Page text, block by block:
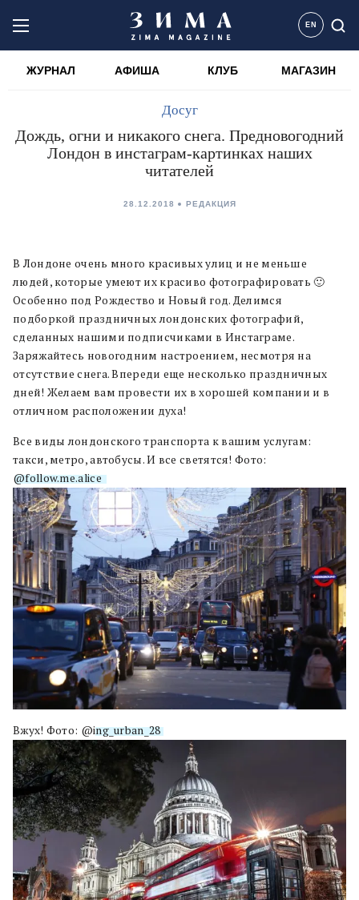
EN
ЖУРНАЛ АФИША КЛУБ МАГАЗИН
Досуг
Дождь, огни и никакого снега. Предновогодний
Лондон в инстаграм-картинках наших
читателей
28.12.2018 РЕДАКЦИЯ
В Лондоне очень много красивых улиц и не меньше
людей, которые умеют их красиво фотографировать 🙂
Особенно под Рождество и Новый год. Делимся
подборкой праздничных лондонских фотографий,
сделанных нашими подписчиками в Инстаграме.
Заряжайтесь новогодним настроением, несмотря на
отсутствие снега. Впереди еще несколько праздничных
дней! Желаем вам провести их в хорошей компании и в
отличном расположении духа!
Все виды лондонского транспорта к вашим услугам:
такси, метро, автобусы. И все светятся! Фото:
@follow.me.alice
Вжух! Фото: @ing_urban_28